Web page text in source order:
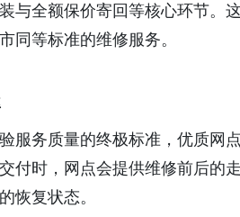
与全额保价寄回等核心环节。
同等标准的维修服务。
务质量的终极标准，优质网
付时，网点会提供维修前后的
恢复状态。